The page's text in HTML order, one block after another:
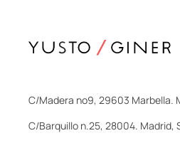
C/Madera nº9, 29603 Marbella.
C/Barquillo n.25, 28004. Madrid,